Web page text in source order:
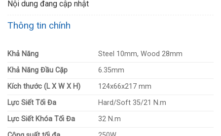
Nội dung đang cập nhật
Thông tin chính
Khả Năng
Steel 10mm, Wood 28mm
Khả Năng Đầu Cặp
6.35mm
Kích thước (L X W X H)
124x66x217 mm
Lực Siết Tối Đa
Hard/Soft 35/21 N.m
Lực Siết Khóa Tối Đa
32 N.m